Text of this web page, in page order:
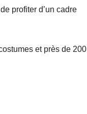
profiter d’un cadre
et près de 200